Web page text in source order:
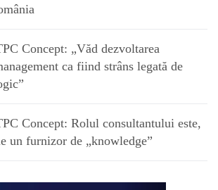
Concept: „Văd dezvoltarea
ca fiind strâns legată de
Concept: Rolul consultantului este,
un furnizor de „knowledge”